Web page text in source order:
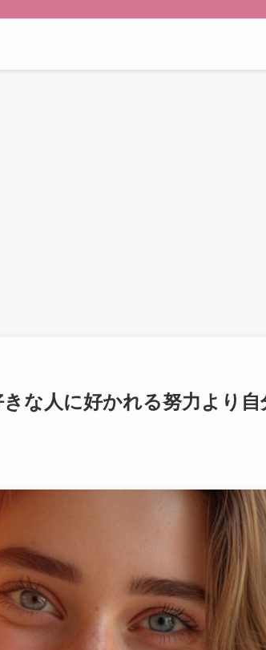
な人に好かれる努力より